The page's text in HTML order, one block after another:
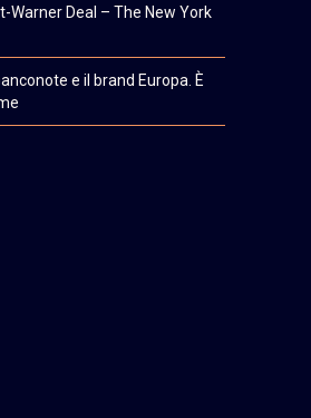
Warner Deal – The New York
e il brand Europa. È